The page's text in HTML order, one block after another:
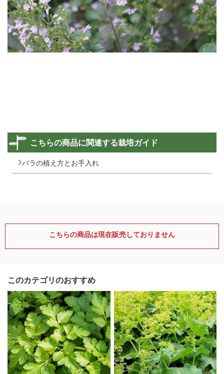
こちらの商品に関連する栽培ガイド
バラの植え方とお手入れ
こちらの商品は現在販売しておりません
このカテゴリのおすすめ